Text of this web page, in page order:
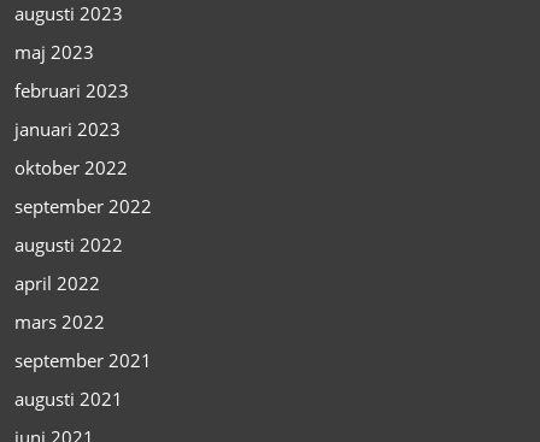
augusti 2023
maj 2023
februari 2023
januari 2023
oktober 2022
september 2022
augusti 2022
april 2022
mars 2022
september 2021
augusti 2021